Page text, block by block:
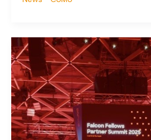
2026:
the
Evasive
Adversary”